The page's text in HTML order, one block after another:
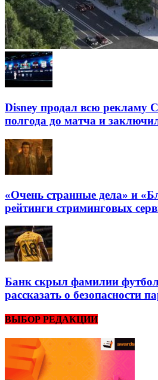
Disney продал всю рекламу
полгода до матча и
«Очень странные дела» и
рейтинги стриминговых
Банк скрыл фамилии
рассказать о безопасности
ВЫБОР РЕДАКЦИИ